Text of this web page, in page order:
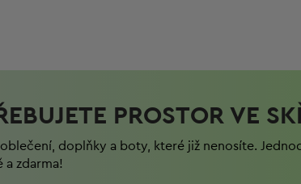
PROSTOR VE
doplňky a boty, které již nenosíte.
a zdarma!